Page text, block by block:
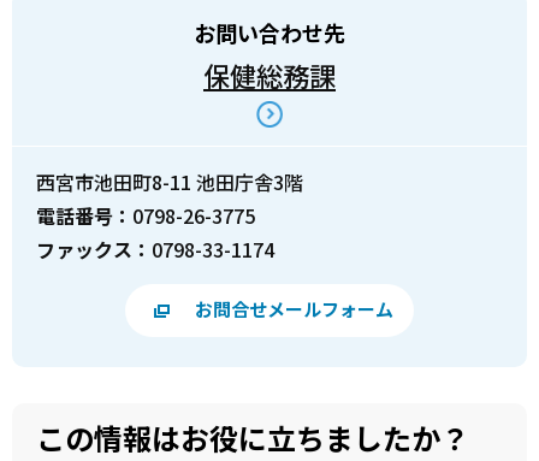
お問い合わせ先
保健総務課
西宮市池田町8-11 池田庁舎3階
電話番号： 0798-26-3775
ファックス： 0798-33-1174
お問合せメールフォーム
この情報はお役に立ちましたか？